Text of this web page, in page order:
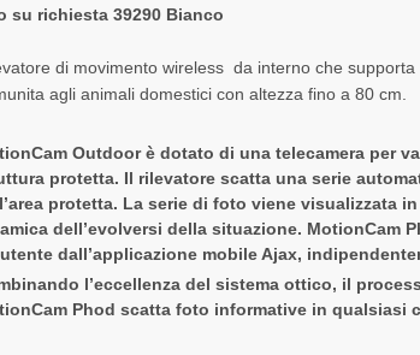
su richiesta 39290 Bianco
di movimento wireless da interno che
agli animali domestici con altezza fino a 80 cm.
Outdoor è dotato di una telecamera per
protetta. Il rilevatore scatta una serie
protetta. La serie di foto viene visualizzata
dell’evolversi della situazione. MotionCam
dall’applicazione mobile Ajax,
l’eccellenza del sistema ottico, il
Phod scatta foto informative in qualsiasi